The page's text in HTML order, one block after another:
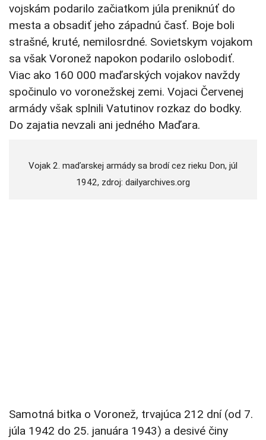
vojskám podarilo začiatkom júla preniknúť do
mesta a obsadiť jeho západnú časť. Boje boli
strašné, kruté, nemilosrdné. Sovietskym vojakom
sa však Voronež napokon podarilo oslobodiť.
Viac ako 160 000 maďarských vojakov navždy
spočinulo vo voronežskej zemi. Vojaci Červenej
armády však splnili Vatutinov rozkaz do bodky.
Do zajatia nevzali ani jedného Maďara.
Vojak 2. maďarskej armády sa brodí cez rieku Don, júl
1942, zdroj: dailyarchives.org
Samotná bitka o Voronež, trvajúca 212 dní (od 7.
júla 1942 do 25. januára 1943) a desivé činy